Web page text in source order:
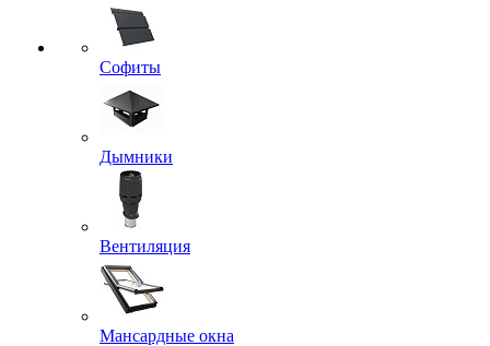
Софиты
Дымники
Вентиляция
Мансардные окна